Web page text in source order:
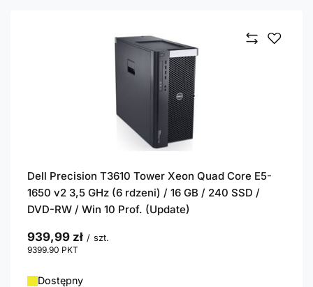
Dell Precision T3610 Tower Xeon Quad Core E5-
1650 v2 3,5 GHz (6 rdzeni) / 16 GB / 240 SSD /
DVD-RW / Win 10 Prof. (Update)
939,99 zł / szt.
9399.90 PKT
Dostępny